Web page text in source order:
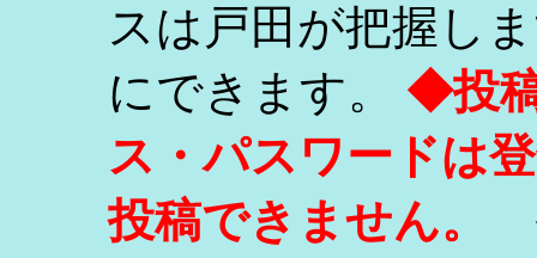
スは戸田が把握し
にできます。 ◆投
ス・パスワードは
投稿できません。